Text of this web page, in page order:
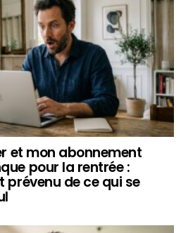
et mon abonnement
pour la rentrée :
prévenu de ce qui se